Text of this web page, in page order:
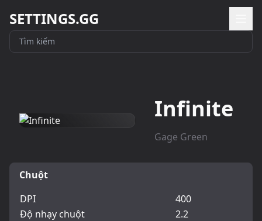
SETTINGS.GG
Infinite
Gage Green
Chuột
DPI
400
Độ nhạy chuột
2.2